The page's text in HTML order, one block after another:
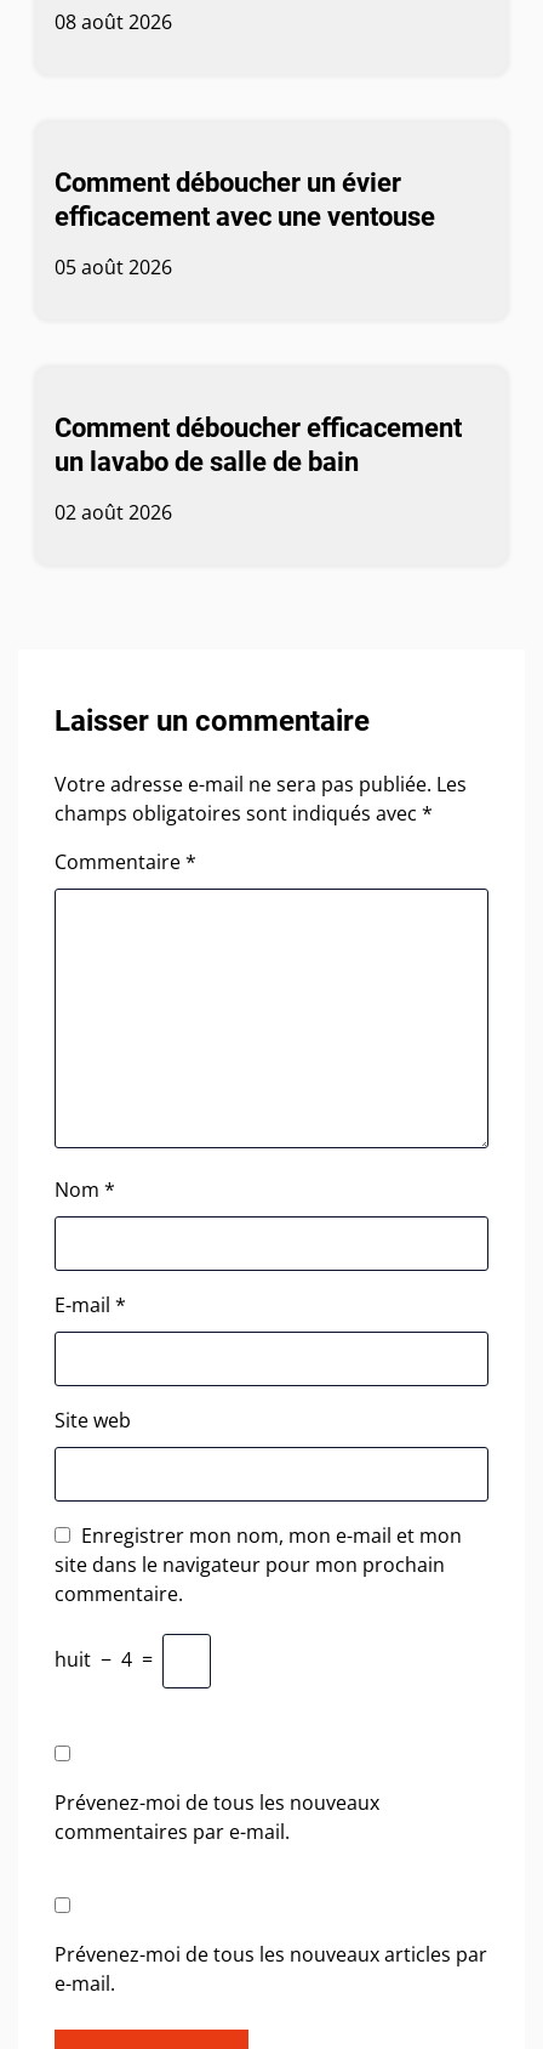
08 août 2026
Comment déboucher un évier
efficacement avec une ventouse
05 août 2026
Comment déboucher efficacement
un lavabo de salle de bain
02 août 2026
Laisser un commentaire
Votre adresse e-mail ne sera pas publiée. Les
champs obligatoires sont indiqués avec *
Commentaire*
Nom *
E-mail *
Site web
Enregistrer mon nom, mon e-mail et mon
site dans le navigateur pour mon prochain
commentaire.
huit − 4 =
Prévenez-moi de tous les nouveaux
commentaires par e-mail.
Prévenez-moi de tous les nouveaux articles par
e-mail.